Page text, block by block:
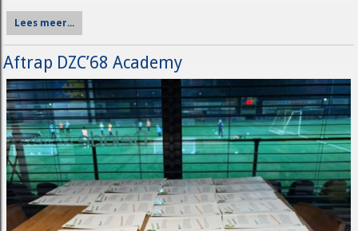
Lees meer...
Aftrap DZC’68 Academy